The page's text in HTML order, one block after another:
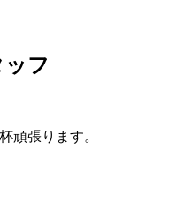
フ
頑張ります。